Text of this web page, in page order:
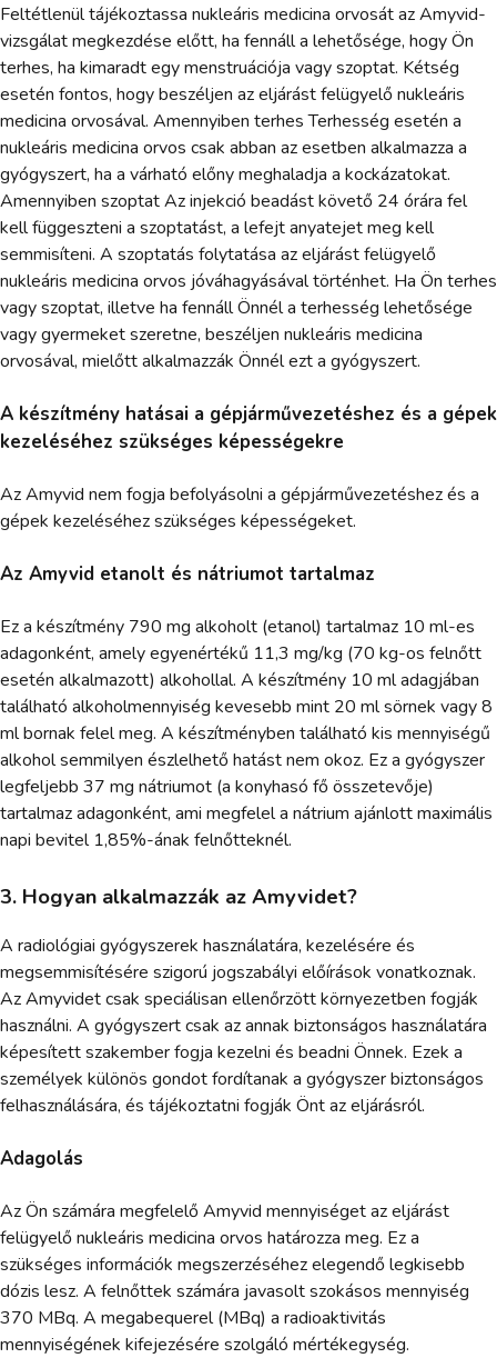
Feltétlenül tájékoztassa nukleáris medicina orvosát az Amyvid-
vizsgálat megkezdése előtt, ha fennáll a lehetősége, hogy Ön
terhes, ha kimaradt egy menstruációja vagy szoptat. Kétség
esetén fontos, hogy beszéljen az eljárást felügyelő nukleáris
medicina orvosával. Amennyiben terhes Terhesség esetén a
nukleáris medicina orvos csak abban az esetben alkalmazza a
gyógyszert, ha a várható előny meghaladja a kockázatokat.
Amennyiben szoptat Az injekció beadást követő 24 órára fel
kell függeszteni a szoptatást, a lefejt anyatejet meg kell
semmisíteni. A szoptatás folytatása az eljárást felügyelő
nukleáris medicina orvos jóváhagyásával történhet. Ha Ön terhes
vagy szoptat, illetve ha fennáll Önnél a terhesség lehetősége
vagy gyermeket szeretne, beszéljen nukleáris medicina
orvosával, mielőtt alkalmazzák Önnél ezt a gyógyszert.
A készítmény hatásai a gépjárművezetéshez és a gépek
kezeléséhez szükséges képességekre
Az Amyvid nem fogja befolyásolni a gépjárművezetéshez és a
gépek kezeléséhez szükséges képességeket.
Az Amyvid etanolt és nátriumot tartalmaz
Ez a készítmény 790 mg alkoholt (etanol) tartalmaz 10 ml-es
adagonként, amely egyenértékű 11,3 mg/kg (70 kg-os felnőtt
esetén alkalmazott) alkohollal. A készítmény 10 ml adagjában
található alkoholmennyiség kevesebb mint 20 ml sörnek vagy 8
ml bornak felel meg. A készítményben található kis mennyiségű
alkohol semmilyen észlelhető hatást nem okoz. Ez a gyógyszer
legfeljebb 37 mg nátriumot (a konyhasó fő összetevője)
tartalmaz adagonként, ami megfelel a nátrium ajánlott maximális
napi bevitel 1,85%-ának felnőtteknél.
3. Hogyan alkalmazzák az Amyvidet?
A radiológiai gyógyszerek használatára, kezelésére és
megsemmisítésére szigorú jogszabályi előírások vonatkoznak.
Az Amyvidet csak speciálisan ellenőrzött környezetben fogják
használni. A gyógyszert csak az annak biztonságos használatára
képesített szakember fogja kezelni és beadni Önnek. Ezek a
személyek különös gondot fordítanak a gyógyszer biztonságos
felhasználására, és tájékoztatni fogják Önt az eljárásról.
Adagolás
Az Ön számára megfelelő Amyvid mennyiséget az eljárást
felügyelő nukleáris medicina orvos határozza meg. Ez a
szükséges információk megszerzéséhez elegendő legkisebb
dózis lesz. A felnőttek számára javasolt szokásos mennyiség
370 MBq. A megabequerel (MBq) a radioaktivitás
mennyiségének kifejezésére szolgáló mértékegység.